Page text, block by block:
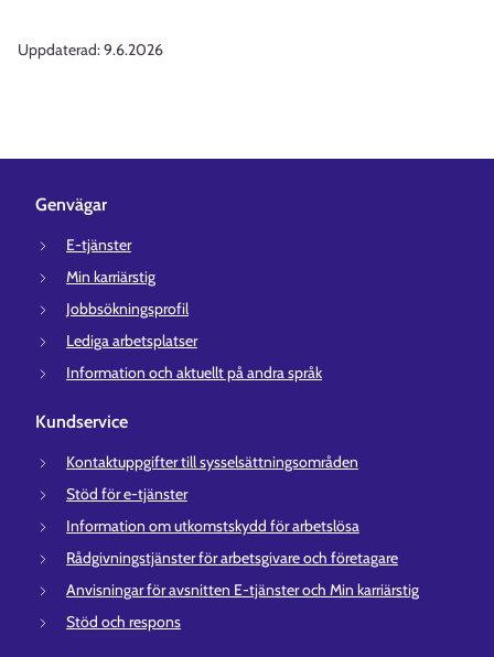
Uppdaterad:9.6.2026
Genvägar
E-tjänster
Min karriärstig
Jobbsökningsprofil
Lediga arbetsplatser
Information och aktuellt på andra språk
Kundservice
Kontaktuppgifter till sysselsättningsområden
Stöd för e-tjänster
Information om utkomstskydd för arbetslösa
Rådgivningstjänster för arbetsgivare och företagare
Anvisningar för avsnitten E-tjänster och Min karriärstig
Stöd och respons